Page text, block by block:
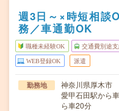
週3日～×時短相談
務／車通勤OK
職種未経験OK 交通費別途支
WEB登録OK 派遣
勤務地
神奈川県厚木市
愛甲石田駅から
ら車20分